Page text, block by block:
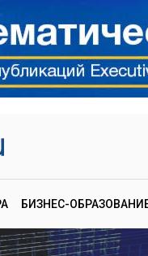
БИЗНЕС-